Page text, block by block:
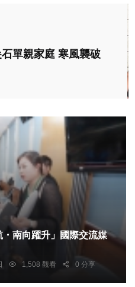
單親家庭 寒風襲破
1,508 觀看 0 分享